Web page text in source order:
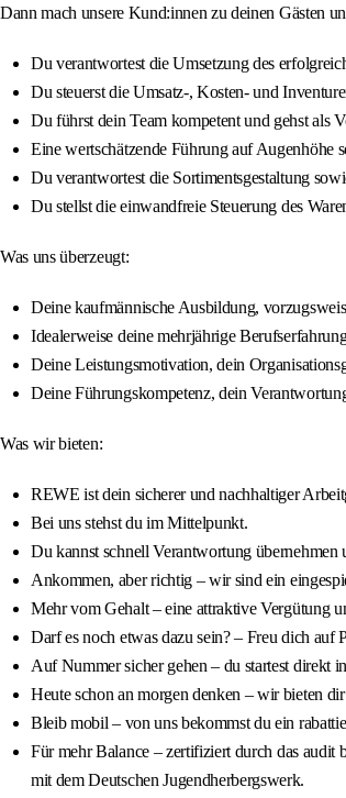
Dann mach unsere Kund:innen zu deinen Gästen
Du verantwortest die Umsetzung des
Du steuerst die Umsatz-, Kosten- und
Du führst dein Team kompetent und gehst als
Eine wertschätzende Führung auf Augenhöhe
Du verantwortest die Sortimentsgestaltung
Du stellst die einwandfreie Steuerung des
Was uns überzeugt:
Deine kaufmännische Ausbildung,
Idealerweise deine mehrjährige
Deine Leistungsmotivation, dein
Deine Führungskompetenz, dein
Was wir bieten:
REWE ist dein sicherer und nachhaltiger
Bei uns stehst du im Mittelpunkt.
Du kannst schnell Verantwortung
Ankommen, aber richtig – wir sind ein
Mehr vom Gehalt – eine attraktive Vergütung
Darf es noch etwas dazu sein? – Freu dich
Auf Nummer sicher gehen – du startest direkt
Heute schon an morgen denken – wir bieten
Bleib mobil – von uns bekommst du ein
Für mehr Balance – zertifiziert durch das audit
mit dem Deutschen Jugendherbergswerk.